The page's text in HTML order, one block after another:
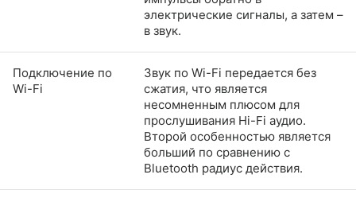
электрические сигналы, а затем –
в звук.
Подключение по
Wi-Fi
Звук по Wi-Fi передается без
сжатия, что является
несомненным плюсом для
прослушивания Hi-Fi аудио.
Второй особенностью является
больший по сравнению с
Bluetooth радиус действия.